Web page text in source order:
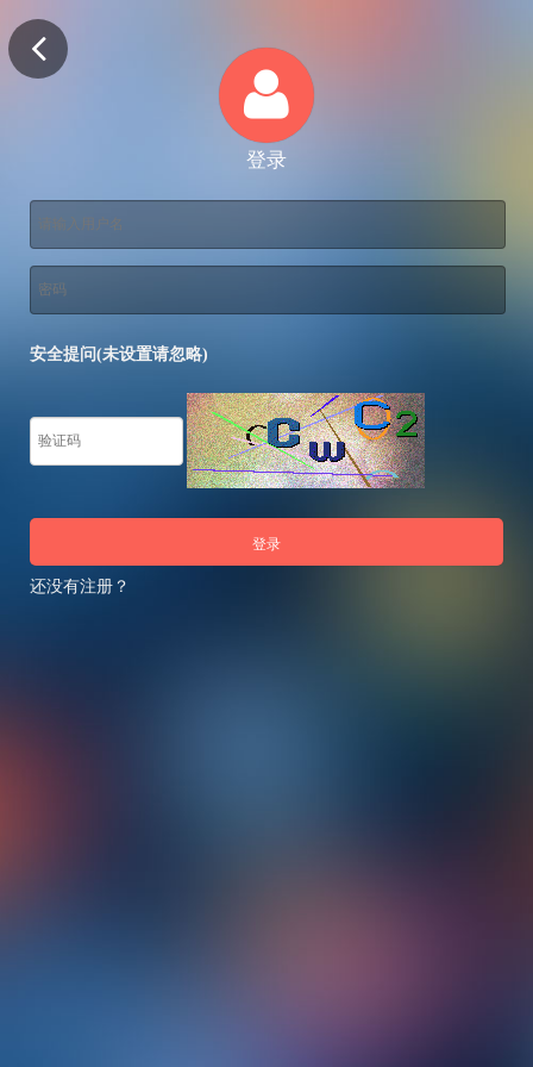
登录
安全提问(未设置请忽略)
登录
还没有注册？